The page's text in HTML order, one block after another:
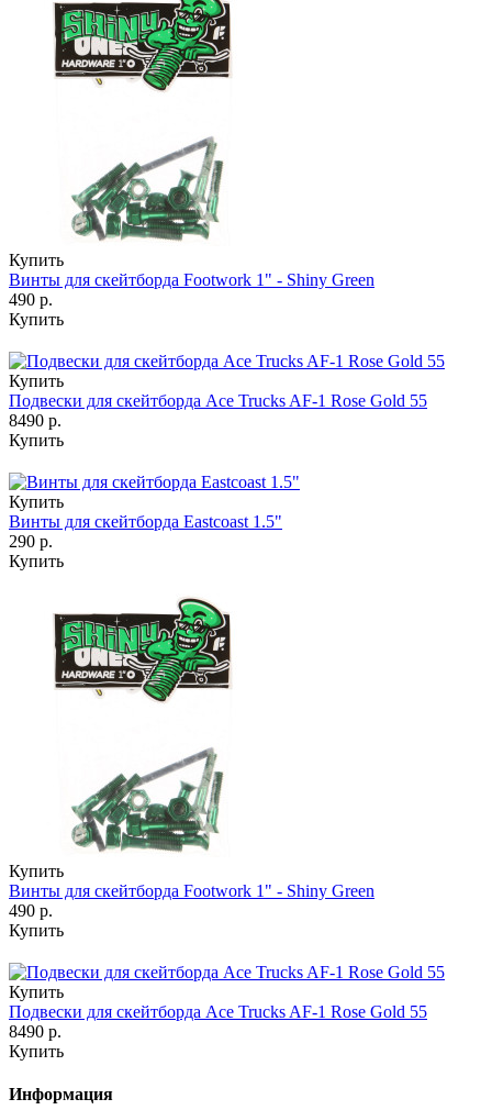
Купить
Винты для скейтборда Footwork 1" - Shiny Green
490 р.
Купить
Купить
Подвески для скейтборда Ace Trucks AF-1 Rose Gold 55
8490 р.
Купить
Купить
Винты для скейтборда Eastcoast 1.5"
290 р.
Купить
Купить
Винты для скейтборда Footwork 1" - Shiny Green
490 р.
Купить
Купить
Подвески для скейтборда Ace Trucks AF-1 Rose Gold 55
8490 р.
Купить
Информация